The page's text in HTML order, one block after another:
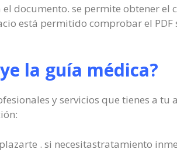
documento. se permite obtener
está permitido comprobar el
la guía médica?
y servicios que tienes a
. si necesitastratamiento